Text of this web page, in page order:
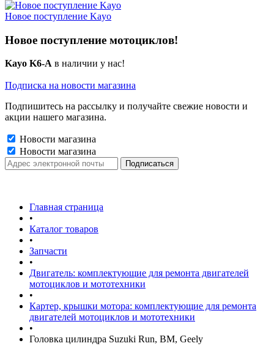
Новое поступление Kayo
Новое поступление мотоциклов!
Kayo K6-A в наличии у нас!
Подписка на новости магазина
Подпишитесь на рассылку и получайте свежие новости и
акции нашего магазина.
Новости магазина
Новости магазина
Главная страница
•
Каталог товаров
•
Запчасти
•
Двигатель: комплектующие для ремонта двигателей
мотоциклов и мототехники
•
Картер, крышки мотора: комплектующие для ремонта
двигателей мотоциклов и мототехники
•
Головка цилиндра Suzuki Run, BM, Geely